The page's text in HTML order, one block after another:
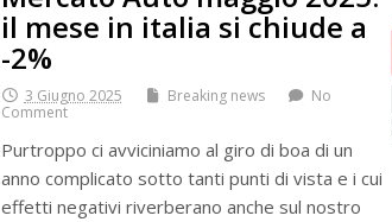
il mese in italia si chiude a
-2%
3 Giugno 2025 Breaking news
No
Comment
Purtroppo ci avviciniamo al giro di boa di un
anno complicato sotto tanti punti di vista e i cui
effetti negativi riverberano anche sul nostro